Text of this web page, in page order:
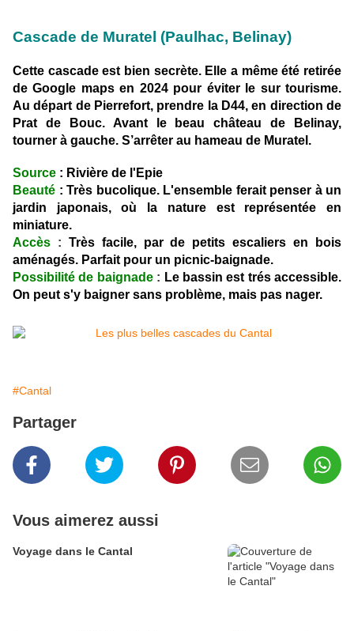
Cascade de Muratel (Paulhac, Belinay)
Cette cascade est bien secrète. Elle a même été retirée
de Google maps en 2024 pour éviter le sur tourisme.
Au départ de Pierrefort, prendre la D44, en direction de
Prat de Bouc. Avant le beau château de Belinay,
tourner à gauche. S’arrêter au hameau de Muratel.
Source : Rivière de l'Epie
Beauté : Très bucolique. L'ensemble ferait penser à un
jardin japonais, où la nature est représentée en
miniature.
Accès : Très facile, par de petits escaliers en bois
aménagés. Parfait pour un picnic-baignade.
Possibilité de baignade: Le bassin est trés accessible.
On peut s'y baigner sans problème, mais pas nager.
#Cantal
Partager
Vous aimerez aussi
Voyage dans le Cantal